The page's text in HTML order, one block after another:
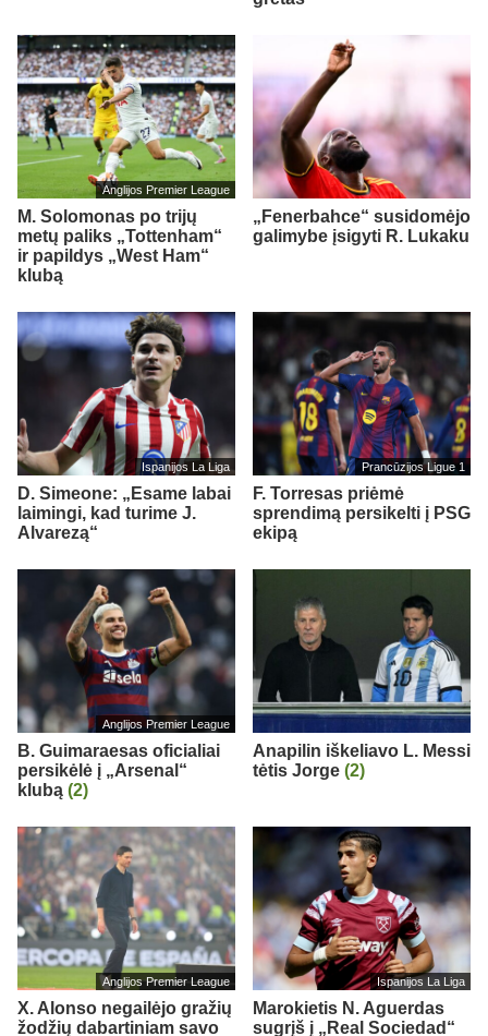
Anglijos Premier League
M. Solomonas po trijų
metų paliks „Tottenham“
ir papildys „West Ham“
klubą
„Fenerbahce“ susidomėjo
galimybe įsigyti R. Lukaku
Ispanijos La Liga
D. Simeone: „Esame labai
laimingi, kad turime J.
Alvarezą“
Prancūzijos Ligue 1
F. Torresas priėmė
sprendimą persikelti į PSG
ekipą
Anglijos Premier League
B. Guimaraesas oficialiai
persikėlė į „Arsenal“
klubą (2)
Anapilin iškeliavo L. Messi
tėtis Jorge (2)
Anglijos Premier League
X. Alonso negailėjo gražių
žodžių dabartiniam savo
Ispanijos La Liga
Marokietis N. Aguerdas
sugrįš į „Real Sociedad“